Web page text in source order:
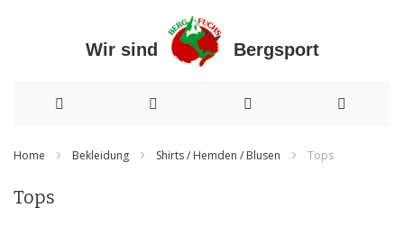
Wir sind Bergsport
Inhalt
Home Bekleidung Shirts / Hemden / Blusen Tops
Tops